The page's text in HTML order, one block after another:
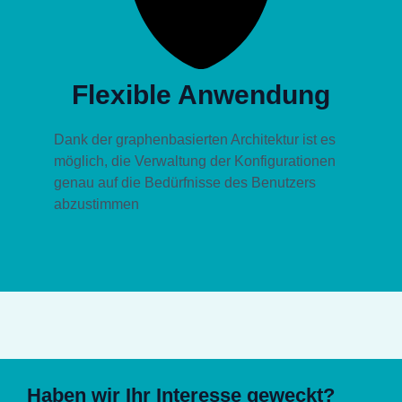
Flexible Anwendung
Dank der graphenbasierten Architektur ist es
möglich, die Verwaltung der Konfigurationen
genau auf die Bedürfnisse des Benutzers
abzustimmen
Haben wir Ihr Interesse geweckt?